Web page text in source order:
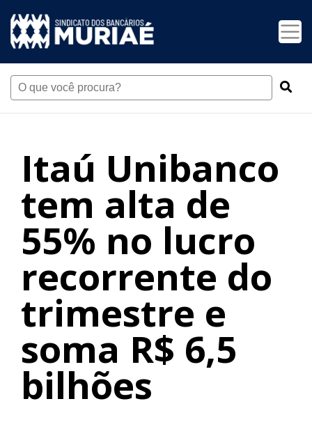
Itaú Unibanco
tem alta de
55% no lucro
recorrente do
trimestre e
soma R$ 6,5
bilhões